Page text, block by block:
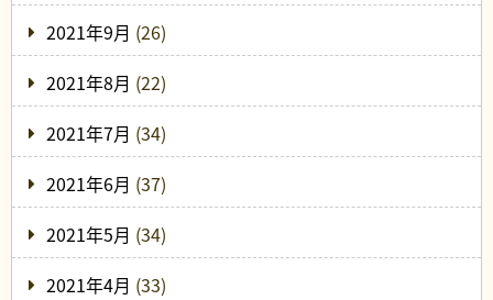
2021年9月 (26)
2021年8月 (22)
2021年7月 (34)
2021年6月 (37)
2021年5月 (34)
2021年4月 (33)